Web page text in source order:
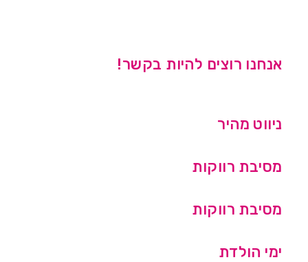
אנחנו רוצים להיות בקשר!
ניווט מהיר
מסיבת רווקות
מסיבת רווקות
ימי הולדת